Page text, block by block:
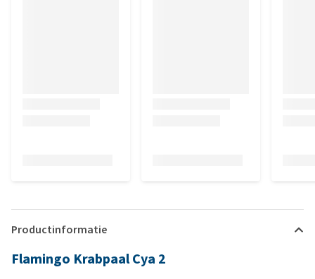
Productinformatie
Flamingo Krabpaal Cya 2